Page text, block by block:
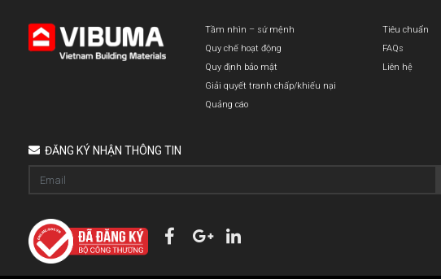
Tầm nhìn – sứ mệnh
Quy chế hoạt động
Quy định bảo mật
Giải quyết tranh chấp/khiếu nại
Quảng cáo
Tiêu chuẩn
FAQs
Liên hệ
ĐĂNG KÝ NHẬN THÔNG TIN